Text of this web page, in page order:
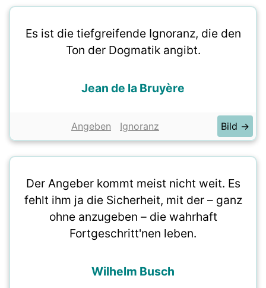
Es ist die tiefgreifende Ignoranz, die den
Ton der Dogmatik angibt.
Jean de la Bruyère
Angeben Ignoranz Bild →
Der Angeber kommt meist nicht weit. Es
fehlt ihm ja die Sicherheit, mit der – ganz
ohne anzugeben – die wahrhaft
Fortgeschritt'nen leben.
Wilhelm Busch